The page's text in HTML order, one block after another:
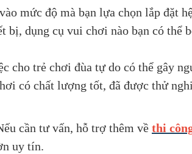
mức độ mà bạn lựa chọn lắp đặt
bị, dụng cụ vui chơi nào bạn có thể
cho trẻ chơi đùa tự do có thể gây
có chất lượng tốt, đã được thử
cần tư vấn, hỗ trợ thêm về thi
uy tín.